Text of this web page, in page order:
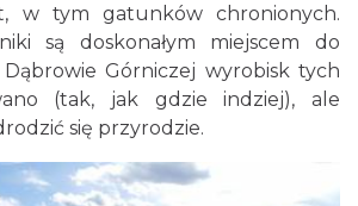
w tym gatunków chronionych.
są doskonałym miejscem do
Górniczej wyrobisk tych
(tak, jak gdzie indziej), ale
się przyrodzie.